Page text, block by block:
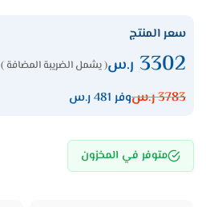
سعر المنتج
3302 ر.س( يشمل الضريبة المضافة )
3783ر.سوفر 481 ر.س
متوفر في المخزون